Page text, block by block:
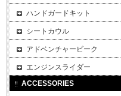
ハンドガードキット
シートカウル
アドベンチャービーク
エンジンスライダー
ACCESSORIES